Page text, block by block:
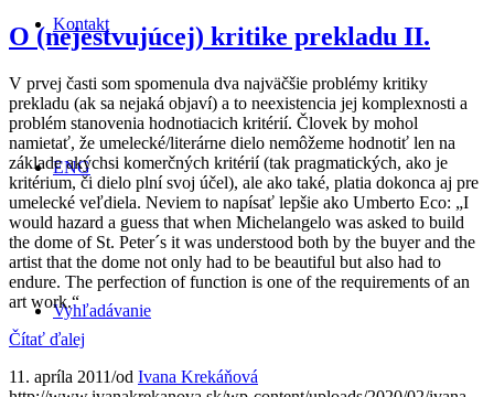
Kontakt
ENG
Vyhľadávanie
O (nejestvujúcej) kritike prekladu II.
V prvej časti som spomenula dva najväčšie problémy kritiky
prekladu (ak sa nejaká objaví) a to neexistencia jej komplexnosti a
problém stanovenia hodnotiacich kritérií. Človek by mohol
namietať, že umelecké/literárne dielo nemôžeme hodnotiť len na
základe akýchsi komerčných kritérií (tak pragmatických, ako je
kritérium, či dielo plní svoj účel), ale ako také, platia dokonca aj pre
umelecké veľdiela. Neviem to napísať lepšie ako Umberto Eco: „I
would hazard a guess that when Michelangelo was asked to build
the dome of St. Peter´s it was understood both by the buyer and the
artist that the dome not only had to be beautiful but also had to
endure. The perfection of function is one of the requirements of an
art work.“
Čítať ďalej
11. apríla 2011/od Ivana Krekáňová